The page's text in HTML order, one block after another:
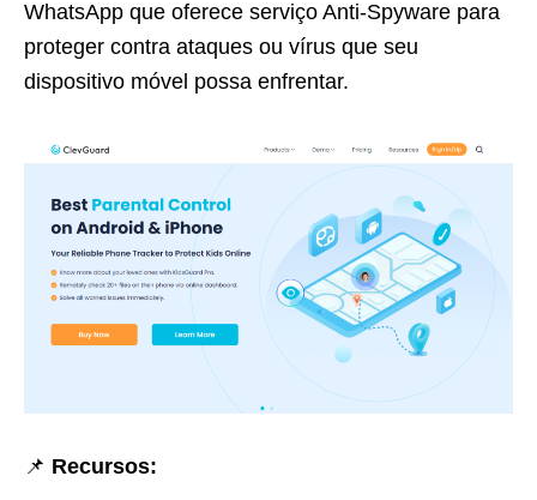
WhatsApp que oferece serviço Anti-Spyware para
proteger contra ataques ou vírus que seu
dispositivo móvel possa enfrentar.
📌 Recursos: